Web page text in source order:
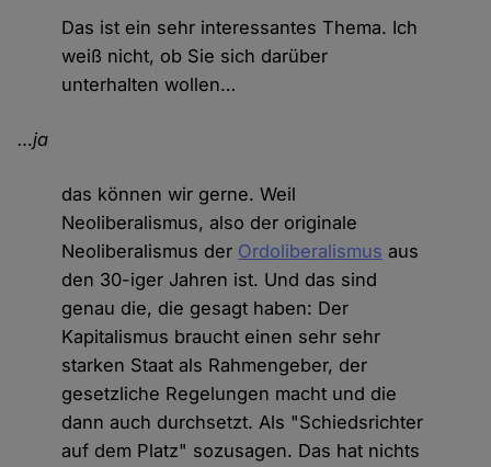
Das ist ein sehr interessantes Thema. Ich
weiß nicht, ob Sie sich darüber
unterhalten wollen…
…ja
das können wir gerne. Weil
Neoliberalismus, also der originale
Neoliberalismus der Ordoliberalismus aus
den 30-iger Jahren ist. Und das sind
genau die, die gesagt haben: Der
Kapitalismus braucht einen sehr sehr
starken Staat als Rahmengeber, der
gesetzliche Regelungen macht und die
dann auch durchsetzt. Als "Schiedsrichter
auf dem Platz" sozusagen. Das hat nichts